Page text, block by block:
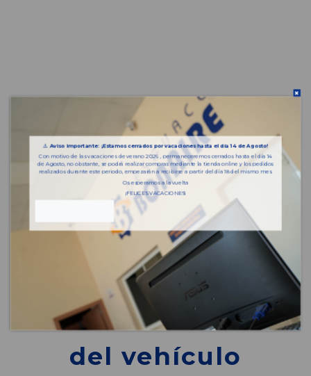
Piezas almacenadas
del vehículo
⚠️ Aviso importante: ¡Estamos cerrados por vacaciones hasta el día 14 de Agosto!
Con motivo de las vacaciones de verano 2026 , permaneceremos cerrados hasta el día 14
de Agosto, no obstante, se podrá realizar compras mediante la tienda online y los pedidos
realizados durante este periodo, empezarán a recibirse a partir del día 18 del mismo mes.
Os esperamos a la vuelta
¡FELICES VACACIONES!